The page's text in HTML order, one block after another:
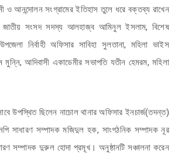
ও আনন্দোলন সংগ্রামের ইতিহাস তুলে ধরে বক্তব্য রাখেন
জাতীয় সংসদ সদস্য আলহাজ্ব আমিনুল ইসলাম, বিশেষ
নির্বাহী অফিসার সাবিহা সুলতানা, মহিলা ভাইস
মুন্নি, আদিবাসী একাডেমীর সভাপতি যতীন হেমরম, মহিলা
উপস্থিত ছিলেন নাচোল থানার অফিসার ইনচার্জ(তদন্ত)
সাধারণ সম্পাদক মজিদুল হক, সাংগঠনিক সম্পাদক নূর
সম্পাদক দুরুল হোদা প্রমূখ। অনুষ্ঠানটি সঞ্চালনা করেন